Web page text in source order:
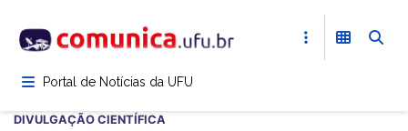
para
conteúdoPortal de Notícias da UFU
DIVULGAÇÃO CIENTÍFICA